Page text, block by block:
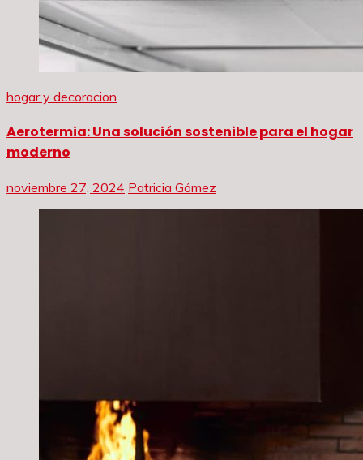
hogar y decoracion
Aerotermia: Una solución sostenible para el hogar
moderno
noviembre 27, 2024 Patricia Gómez